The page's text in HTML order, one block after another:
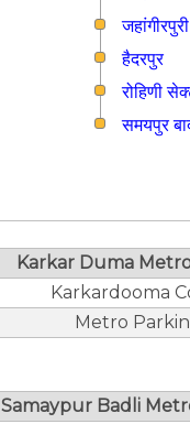
जहांगीरपुरी
हैदरपुर
रोहिणी
समयपुर
Karkar Duma
Karkardooma
Metro
Samaypur Badli